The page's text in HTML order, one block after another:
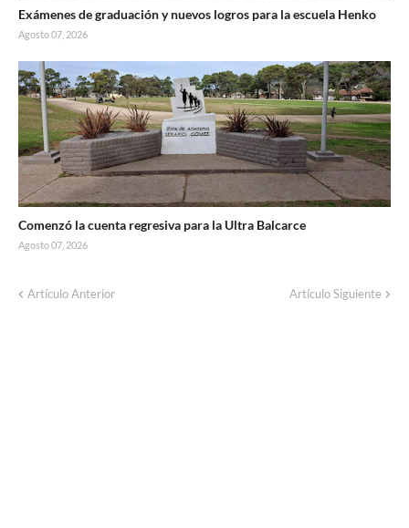
Exámenes de graduación y nuevos logros para la escuela Henko
Agosto 07, 2026
Comenzó la cuenta regresiva para la Ultra Balcarce
Agosto 07, 2026
Artículo Anterior Artículo Siguiente
Corte de energía programado para este